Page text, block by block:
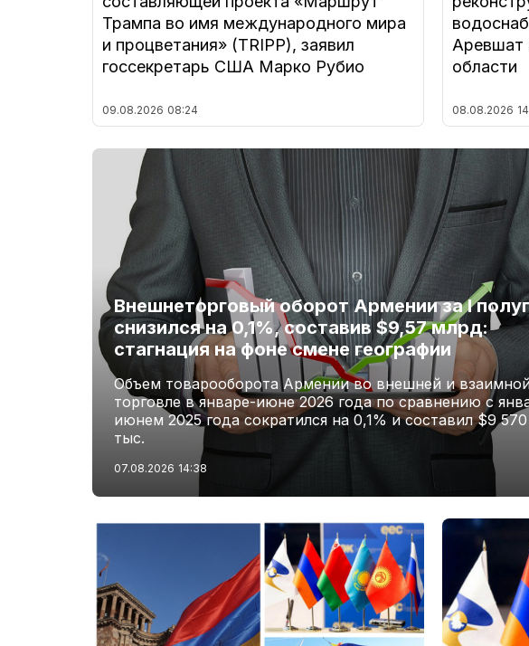
Трампа во имя международного мира
и процветания» (TRIPP), заявил
госсекретарь США Марко Рубио
09.08.2026 08:24
Аревшат
области
08.08.2026
Внешнеторговый оборот Армении за I
снизился на 0,1%, составив $9,57 млрд:
стагнация на фоне смене географии
Объем товарооборота Армении во внешней и
торговле в январе-июне 2026 года по сравнению с
июнем 2025 года сократился на 0,1% и составил $9
тыс.
07.08.2026 14:38